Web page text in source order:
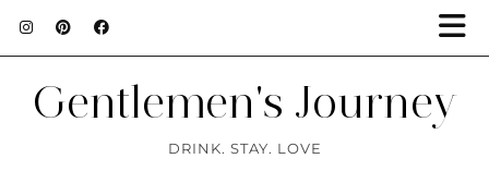
Gentlemen's Journey
DRINK. STAY. LOVE